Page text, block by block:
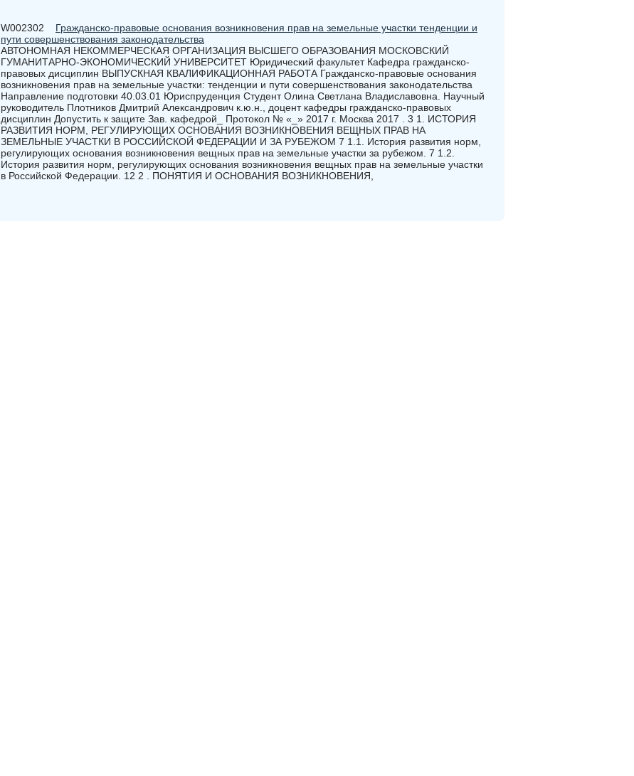
W002302 Гражданско-правовые основания возникновения прав на земельные участки тенденции и
пути совершенствования законодательства
АВТОНОМНАЯ НЕКОММЕРЧЕСКАЯ ОРГАНИЗАЦИЯ ВЫСШЕГО ОБРАЗОВАНИЯ МОСКОВСКИЙ
ГУМАНИТАРНО-ЭКОНОМИЧЕСКИЙ УНИВЕРСИТЕТ Юридический факультет Кафедра гражданско-
правовых дисциплин ВЫПУСКНАЯ КВАЛИФИКАЦИОННАЯ РАБОТА Гражданско-правовые основания
возникновения прав на земельные участки: тенденции и пути совершенствования законодательства
Направление подготовки 40.03.01 Юриспруденция Студент Олина Светлана Владиславовна. Научный
руководитель Плотников Дмитрий Александрович к.ю.н., доцент кафедры гражданско-правовых
дисциплин Допустить к защите Зав. кафедрой_ Протокол № «_» 2017 г. Москва 2017 . 3 1. ИСТОРИЯ
РАЗВИТИЯ НОРМ, РЕГУЛИРУЮЩИХ ОСНОВАНИЯ ВОЗНИКНОВЕНИЯ ВЕЩНЫХ ПРАВ НА
ЗЕМЕЛЬНЫЕ УЧАСТКИ В РОССИЙСКОЙ ФЕДЕРАЦИИ И ЗА РУБЕЖОМ 7 1.1. История развития норм,
регулирующих основания возникновения вещных прав на земельные участки за рубежом. 7 1.2.
История развития норм, регулирующих основания возникновения вещных прав на земельные участки
в Российской Федерации. 12 2 . ПОНЯТИЯ И ОСНОВАНИЯ ВОЗНИКНОВЕНИЯ,